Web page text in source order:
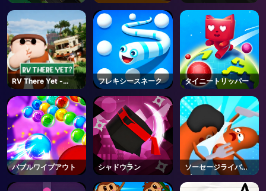
AD
レンジ
RV There Yet -
Steam
フレキシースネーク タイニートリッパー
バブルワイプアウト シャドウラン
ソーセージライバル
ズ3D